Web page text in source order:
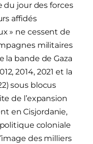
du jour des forces
affidés
» ne cessent de
militaires
la bande de Gaza
2014, 2021 et la
sous blocus
de l’expansion
en Cisjordanie,
coloniale
des milliers